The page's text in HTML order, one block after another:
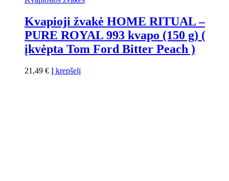
Kvapioji žvakė HOME RITUAL –
PURE ROYAL 993 kvapo (150 g) (
įkvėpta Tom Ford Bitter Peach )
21,49 € Į krepšelį